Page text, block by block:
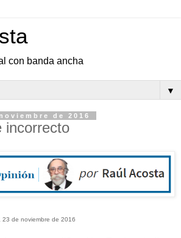
con banda ancha
▼
de 2016
incorrecto
, 23 de noviembre de 2016